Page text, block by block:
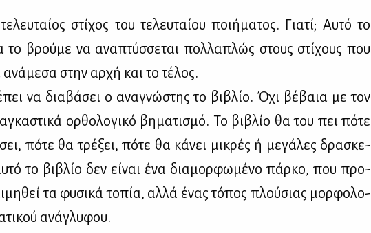
στί­χος του τε­λευ­ταί­ου ποι­ή­μα­τος. Για­τί; Αυ­τό το
βρού­με να ανα­πτύσ­σε­ται πολ­λα­πλώς στους στί­χους που
στην αρ­χή και το τέ­λος.
να δια­βά­σει ο ανα­γνώ­στης το βι­βλίο. Όχι βέ­βαια με τον
ορ­θο­λο­γι­κό βη­μα­τι­σμό. Το βι­βλίο θα του πει πό­τε
πό­τε θα τρέ­ξει, πό­τε θα κά­νει μι­κρές ή με­γά­λες δρα­σκε­
το βι­βλίο δεν εί­ναι ένα δια­μορ­φω­μέ­νο πάρ­κο, που προ­
τα φυ­σι­κά το­πία, αλ­λά ένας τό­πος πλού­σιας μορ­φο­λο­
ανά­γλυ­φου.